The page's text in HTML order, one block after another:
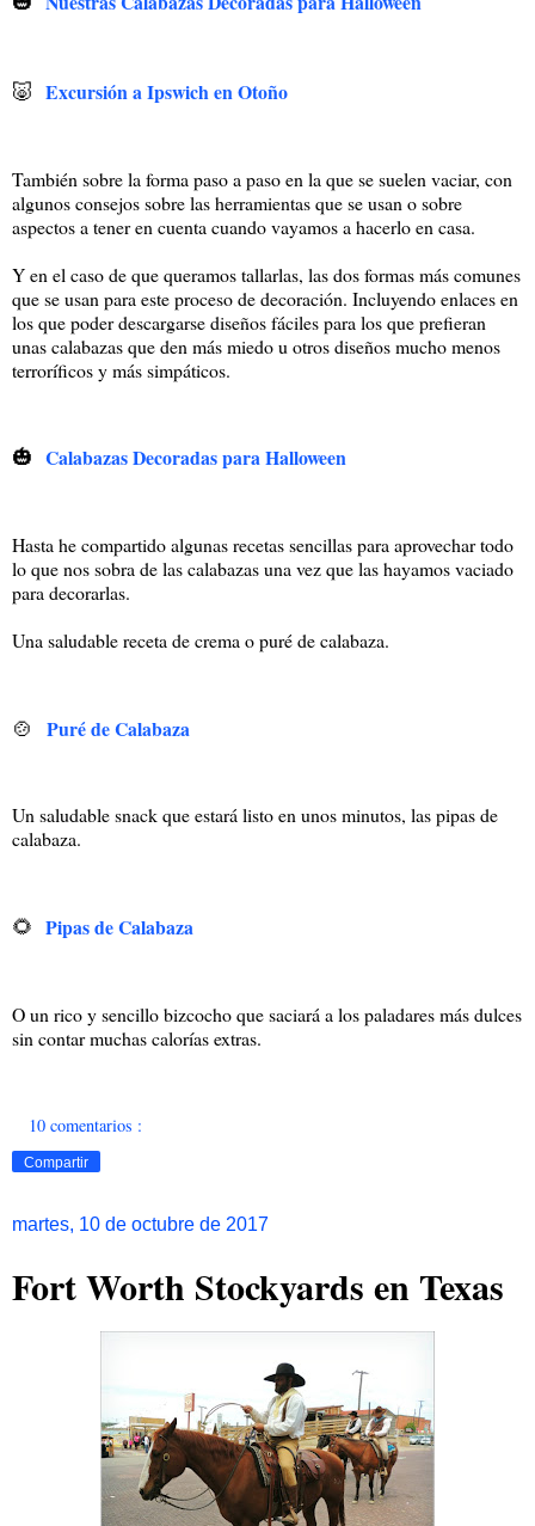
🐷 Excursión a Ipswich en Otoño
También sobre la forma paso a paso en la que se suelen vaciar, con
algunos consejos sobre las herramientas que se usan o sobre
aspectos a tener en cuenta cuando vayamos a hacerlo en casa.
Y en el caso de que queramos tallarlas, las dos formas más comunes
que se usan para este proceso de decoración. Incluyendo enlaces en
los que poder descargarse diseños fáciles para los que prefieran
unas calabazas que den más miedo u otros diseños mucho menos
terroríficos y más simpáticos.
🎃 Calabazas Decoradas para Halloween
Hasta he compartido algunas recetas sencillas para aprovechar todo
lo que nos sobra de las calabazas una vez que las hayamos vaciado
para decorarlas.
Una saludable receta de crema o puré de calabaza.
🍲 Puré de Calabaza
Un saludable snack que estará listo en unos minutos, las pipas de
calabaza.
🌻 Pipas de Calabaza
O un rico y sencillo bizcocho que saciará a los paladares más dulces
sin contar muchas calorías extras.
10 comentarios :
Compartir
martes, 10 de octubre de 2017
Fort Worth Stockyards en Texas